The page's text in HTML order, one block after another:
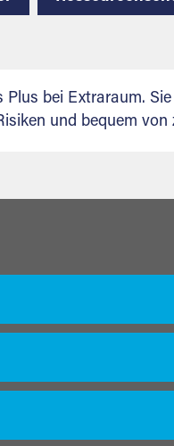
bei Extraraum.
und bequem von